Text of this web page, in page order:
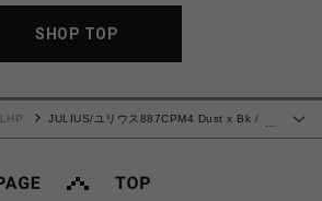
SHOP TOP
…
LHP
JULIUS/ユリウス887CPM4 Dust x Bk / JD